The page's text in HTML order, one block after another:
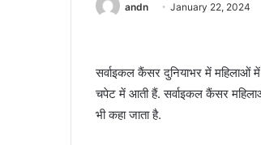
andn January 22, 2024
सर्वाइकल कैंसर दुनियाभर में महिलाओं
चपेट में आती हैं. सर्वाइकल कैंसर
भी कहा जाता है.